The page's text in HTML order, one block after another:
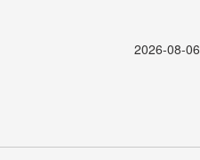
2026-08-06